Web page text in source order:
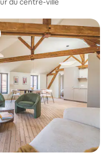
du centre-ville
plus appréciés